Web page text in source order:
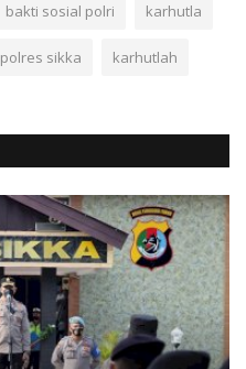
bakti sosial polri karhutla
polres sikka karhutlah